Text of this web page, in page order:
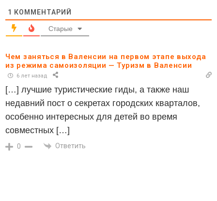
1 КОММЕНТАРИЙ
Старые
Чем заняться в Валенсии на первом этапе выхода
из режима самоизоляции — Туризм в Валенсии
6 лет назад
[…] лучшие туристические гиды, а также наш
недавний пост о секретах городских кварталов,
особенно интересных для детей во время
совместных […]
0 Ответить